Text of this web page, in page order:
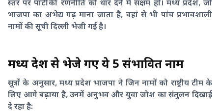
स्तर पर पार्टी की रणनीति को धार देने में सक्षम हों। मध्य प्रदेश, जो
भाजपा का अभेद्य गढ़ माना जाता है, वहां से भी पांच प्रभावशाली
नामों की सूची दिल्ली भेजी गई है।
मध्य प्रदेश से भेजे गए ये 5 संभावित नाम
सूत्रों के अनुसार, मध्य प्रदेश भाजपा ने जिन नामों को राष्ट्रीय टीम के
लिए आगे बढ़ाया है, उनमें अनुभव और युवा जोश का संतुलन दिखाई
दे रहा है: